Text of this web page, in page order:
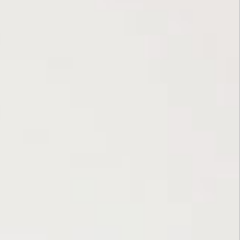
края и Республики Тыва в 1920-х – начале